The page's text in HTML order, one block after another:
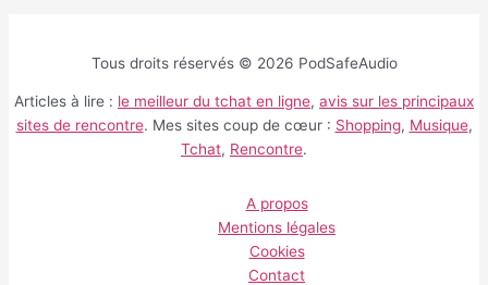
Tous droits réservés © 2026 PodSafeAudio
Articles à lire : le meilleur du tchat en ligne, avis sur les principaux
sites de rencontre. Mes sites coup de cœur : Shopping, Musique,
Tchat, Rencontre.
A propos
Mentions légales
Cookies
Contact